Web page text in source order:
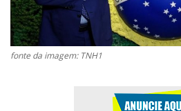
Contato
Notícias
fonte da imagem: TNH1